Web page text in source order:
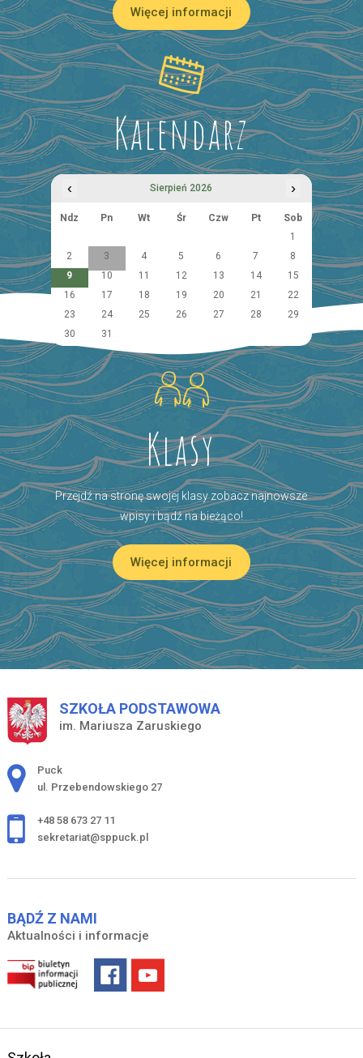
Więcej informacji
Kalendarz
‹ Sierpień 2026 ›
Ndz Pn Wt Śr Czw Pt
Sob
1
2
3 4 5 6 7
8
9
10 11 12 13 14
15
16
17 18 19 20 21
22
23
24 25 26 27 28
29
30
31
Klasy
Przejdź na stronę swojej klasy zobacz najnowsze
wpisy i bądź na bieżąco!
Więcej informacji
SZKOŁA PODSTAWOWA
im. Mariusza Zaruskiego
Adres pocztowy:
Puck
ul. Przebendowskiego 27
+48 58 673 27 11
sekretariat@sppuck.pl
BĄDŹ Z NAMI
Aktualności i informacje